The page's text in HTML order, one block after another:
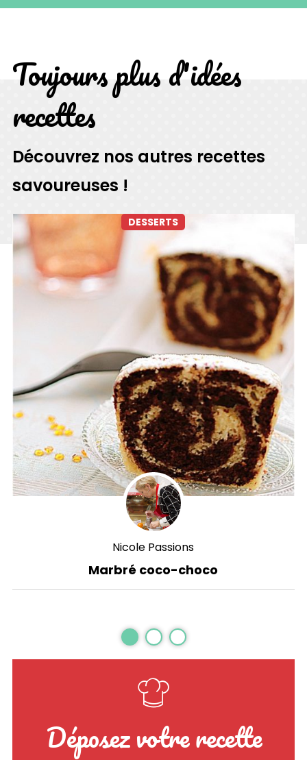
Toujours plus d'idées
recettes
Découvrez nos autres recettes
savoureuses !
Nicole Passions
DESSERTS
Marbré coco-choco
Déposez votre recette